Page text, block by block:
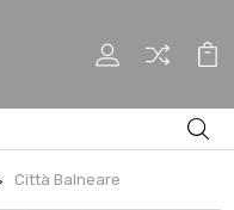
Città Balneare